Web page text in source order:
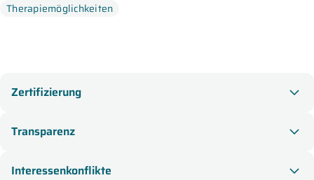
Therapiemöglichkeiten
Zertifizierung
Transparenz
Interessenkonflikte